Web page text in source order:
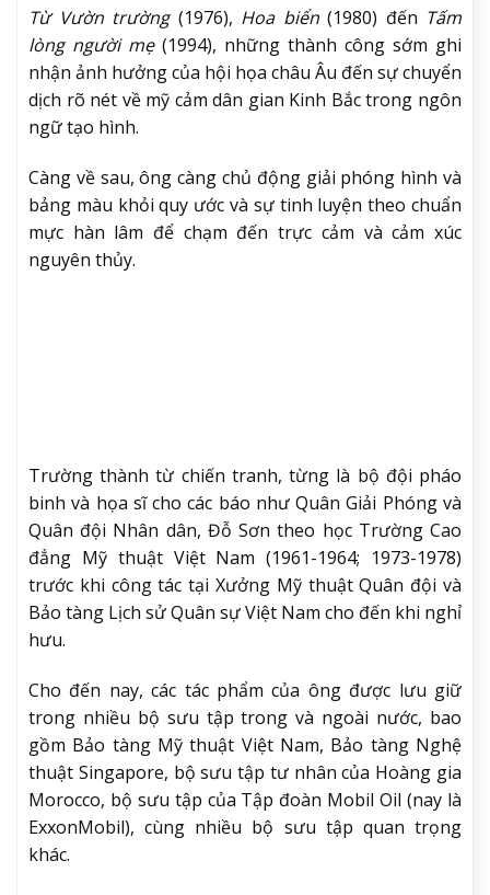
Đôi nét về họa sĩ Đỗ os7n
Đỗ Hữu Sơn, sinh năm 1943, Bắc Ninh, là một gương
đường riêng với tinh thần nguyên sơ (primitivism).
Từ Vườn trường(1976),Hoa biển (1980) đến Tấm
lòng người mẹ
nguyên thủy.